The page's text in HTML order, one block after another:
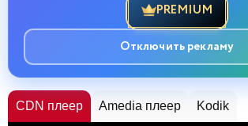
PREMIUM
Отключить рекламу
CDN плеер Amedia плеер Kodik